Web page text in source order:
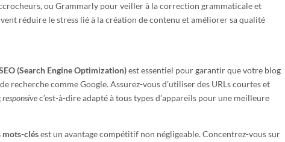
ou Grammarly pour veiller à la correction grammaticale et
réduire le stress lié à la création de contenu et améliorer sa qualité
(Search Engine Optimization)est essentiel pour garantir que votre blog
recherche comme Google. Assurez-vous d’utiliser des URLs courtes et
responsivec’est-à-dire adapté à tous types d’appareils pour une meilleure
mots-clésest un avantage compétitif non négligeable. Concentrez-vous sur